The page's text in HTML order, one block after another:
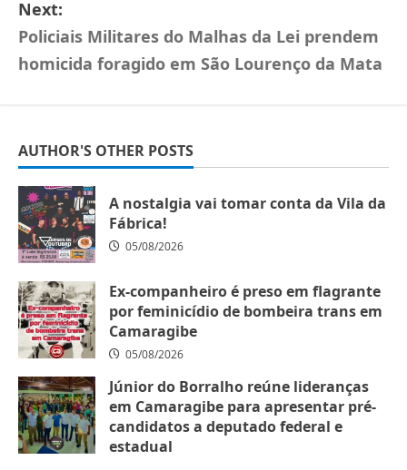
Next:
Policiais Militares do Malhas da Lei prendem
homicida foragido em São Lourenço da Mata
AUTHOR'S OTHER POSTS
A nostalgia vai tomar conta da Vila da
Fábrica!
05/08/2026
Ex-companheiro é preso em flagrante
por feminicídio de bombeira trans em
Camaragibe
05/08/2026
Júnior do Borralho reúne lideranças
em Camaragibe para apresentar pré-
candidatos a deputado federal e
estadual